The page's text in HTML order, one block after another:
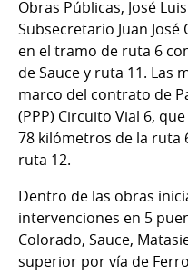
Obras Públicas, José
Subsecretario Juan
en el tramo de ruta 6
de Sauce y ruta 11. Las
marco del contrato de
(PPP) Circuito Vial 6,
78 kilómetros de la ruta
ruta 12.
Dentro de las obras
intervenciones en 5
Colorado, Sauce,
superior por vía de